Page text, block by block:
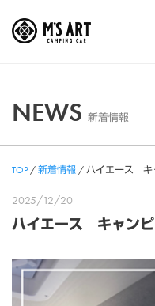
NEWS 新着情報
TOP/新着情報 /ハイエース キ
2025/12/20
ハイエース キャン